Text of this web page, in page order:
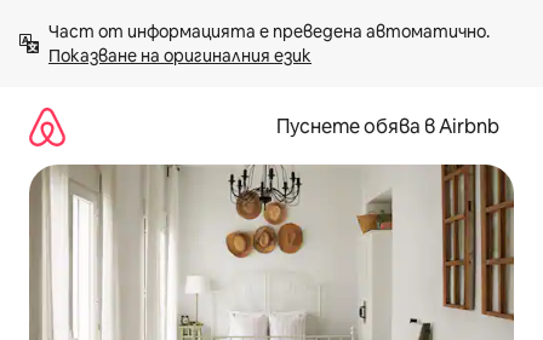
към
съдържанието
Показване на оригиналния език
Пуснете обява в Airbnb